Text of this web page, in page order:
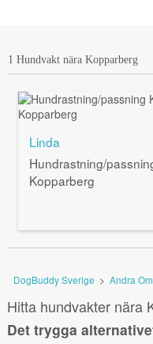
1 Hundvakt nära Kopparberg
Linda
Hundrastning/
Kopparberg
DogBuddy Sverige > Andra
Hitta hundvakter nära
Det trygga